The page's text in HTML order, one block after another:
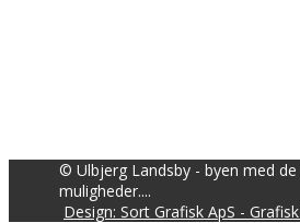
© Ulbjerg Landsby - byen med
muligheder....
Design: Sort Grafisk ApS -